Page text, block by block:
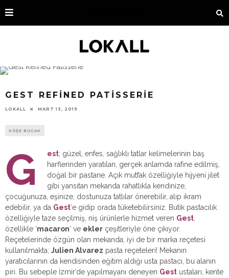
GEST REFINED PATISSERIE
LOKALL MART 13, 2019
KÖŞE BUCAK
G est; güzel, enfes, sağlıklı tatlar kelimelerinin baş
harflerinden yaratılan, gerçek anlamda rafine edilmiş,
doğal bir pastane. Açık mutfak özelliğiyle hijyeni jilet
gibi yansıtan mekanda rahatlıkla kendinize,
çocuğunuza, eşinize, dostunuza tatlılar önerebilir, alıp ikram
edebilir, ya da Gest‘e gidip orada tüketebilirsiniz. Butik pastacılık
özelliğiyle taze seçilmiş, niş ürünlerle hizmet veren Gest,
özellikle ‘macaron‘ ve ekler çeşitleriyle öne çıkıyor.
Reçetelerinde özgün olan mekanda, iyi de bir marka reçetesi
kullanılmakta; Julien Alvarez pasta reçeteleri! Mekanın
yaratıcılarının da kendisinden eğitim aldığı usta pastacı, bu alanın
piri. Bu sebeple İzmir’de yapılmayanı deneyen Gest ustaları, kente